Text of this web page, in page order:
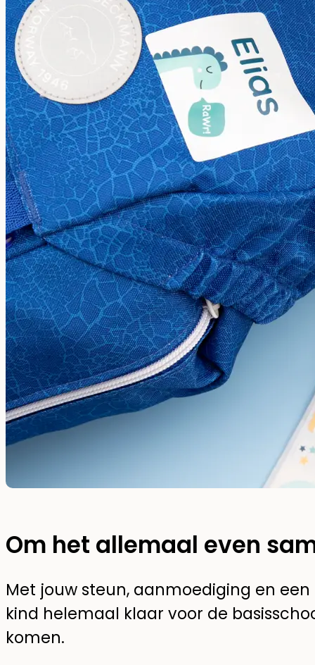
Om het allemaal even
Met jouw steun, aanmoediging en
kind helemaal klaar voor de
komen.